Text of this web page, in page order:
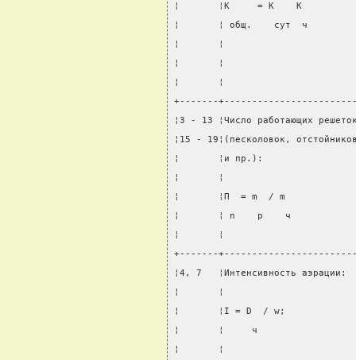
¦       ¦K     = K    K
¦       ¦ общ.    сут  ч
¦       ¦
¦       ¦
¦       ¦
+-------
¦3 - 13 ¦Число работающих
¦15 - 19¦(песколовок,
¦       ¦и пр.):
¦       ¦
¦       ¦П  = m  / m
¦       ¦ n    p    ч
¦       ¦
+-------
¦4, 7   ¦Интенсивность
¦       ¦
¦       ¦I = D  / w;
¦       ¦     ч
¦       ¦